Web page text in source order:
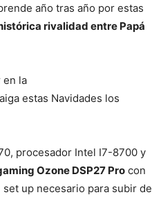
año tras año por estas
rivalidad entre Papá
en la
estas Navidades los
procesador Intel I7-8700 y
Ozone DSP27 Pro con
up necesario para subir de